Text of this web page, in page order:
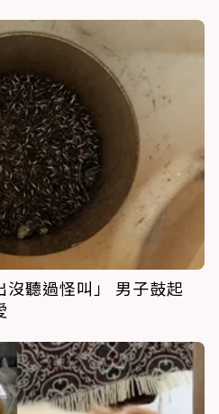
聽過怪叫」 男子鼓起